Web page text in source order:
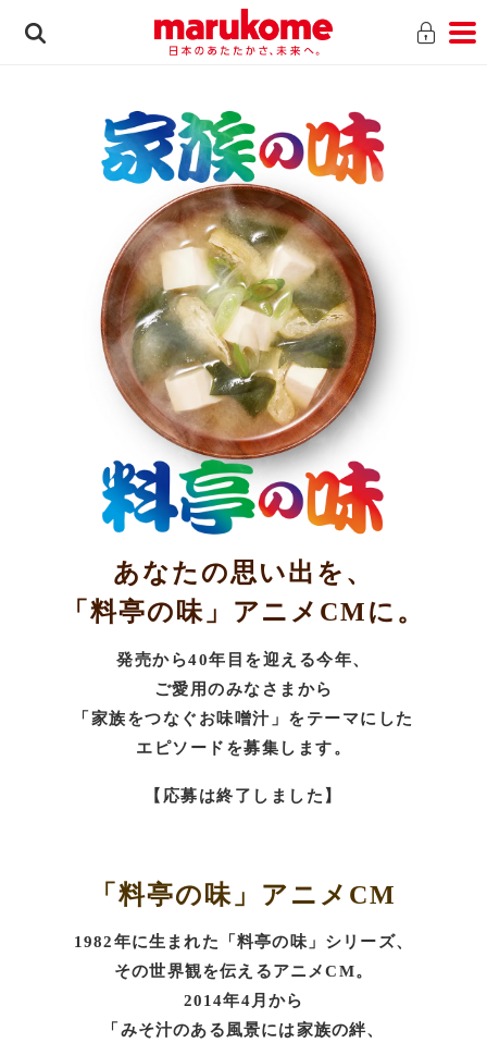
あなたの思い出を、
「料亭の味」アニメCMに。
発売から40年目を迎える今年、
ご愛用のみなさまから
「家族をつなぐお味噌汁」をテーマにした
エピソードを募集します。
【応募は終了しました】
「料亭の味」アニメCM
1982年に生まれた「料亭の味」シリーズ、
その世界観を伝えるアニメCM。
2014年4月から
「みそ汁のある風景には家族の絆、